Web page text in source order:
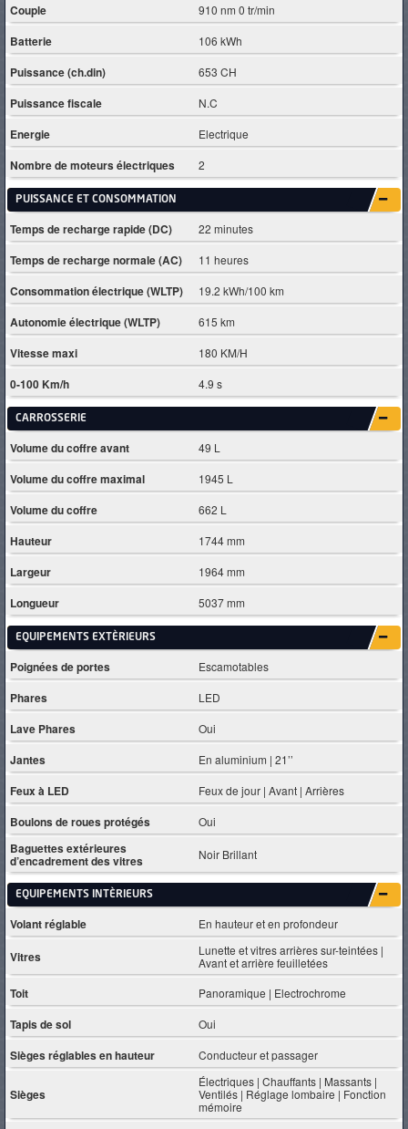
Couple 910 nm 0 tr/min
Batterie 106 kWh
Puissance (ch.din) 653 CH
Puissance fiscale N.C
Energie Electrique
Nombre de moteurs électriques 2
PUISSANCE ET CONSOMMATION
Temps de recharge rapide (DC) 22 minutes
Temps de recharge normale (AC) 11 heures
Consommation électrique (WLTP) 19.2 kWh/100 km
Autonomie électrique (WLTP) 615 km
Vitesse maxi 180 KM/H
0-100 Km/h 4.9 s
CARROSSERIE
Volume du coffre avant 49 L
Volume du coffre maximal 1945 L
Volume du coffre 662 L
Hauteur 1744 mm
Largeur 1964 mm
Longueur 5037 mm
EQUIPEMENTS EXTÈRIEURS
Poignées de portes Escamotables
Phares LED
Lave Phares Oui
Jantes En aluminium | 21’’
Feux à LED Feux de jour | Avant | Arrières
Boulons de roues protégés Oui
Baguettes extérieures
d’encadrement des vitres Noir Brillant
EQUIPEMENTS INTÈRIEURS
Volant réglable En hauteur et en profondeur
Vitres
Lunette et vitres arrières sur-teintées |
Avant et arrière feuilletées
Toit Panoramique | Electrochrome
Tapis de sol Oui
Sièges réglables en hauteur Conducteur et passager
Sièges
Électriques | Chauffants | Massants |
Ventilés | Réglage lombaire | Fonction
mémoire